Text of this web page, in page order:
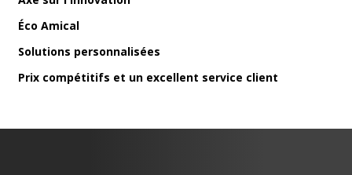
Éco Amical
Solutions personnalisées
Prix ​​compétitifs et un excellent service client